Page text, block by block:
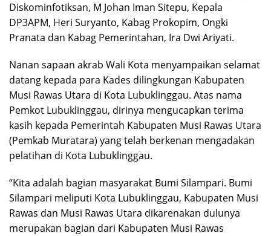
Diskominfotiksan, M Johan Iman Sitepu, Kepala
DP3APM, Heri Suryanto, Kabag Prokopim, Ongki
Pranata dan Kabag Pemerintahan, Ira Dwi Ariyati.
Nanan sapaan akrab Wali Kota menyampaikan selamat
datang kepada para Kades dilingkungan Kabupaten
Musi Rawas Utara di Kota Lubuklinggau. Atas nama
Pemkot Lubuklinggau, dirinya mengucapkan terima
kasih kepada Pemerintah Kabupaten Musi Rawas Utara
(Pemkab Muratara) yang telah berkenan mengadakan
pelatihan di Kota Lubuklinggau.
“Kita adalah bagian masyarakat Bumi Silampari. Bumi
Silampari meliputi Kota Lubuklinggau, Kabupaten Musi
Rawas dan Musi Rawas Utara dikarenakan dulunya
merupakan bagian dari Kabupaten Musi Rawas